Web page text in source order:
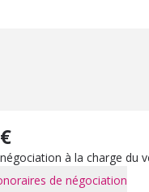
à la charge du
de négociation